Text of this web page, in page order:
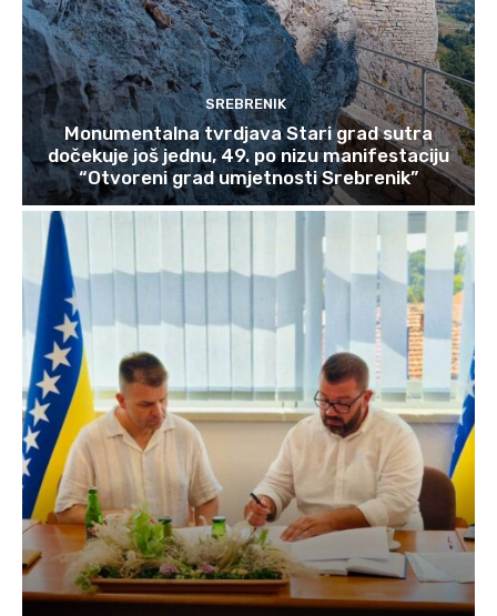
SREBRENIK
Monumentalna tvrdjava Stari grad sutra
dočekuje još jednu, 49. po nizu manifestaciju
“Otvoreni grad umjetnosti Srebrenik”